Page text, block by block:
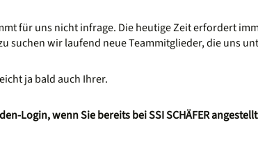
für uns nicht infrage. Die heutige Zeit erfordert
suchen wir laufend neue Teammitglieder, die uns
ja bald auch Ihrer.
Login, wenn Sie bereits bei SSI SCHÄFER